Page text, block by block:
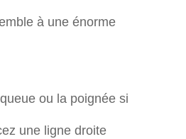
à une énorme
ou la poignée si
une ligne droite